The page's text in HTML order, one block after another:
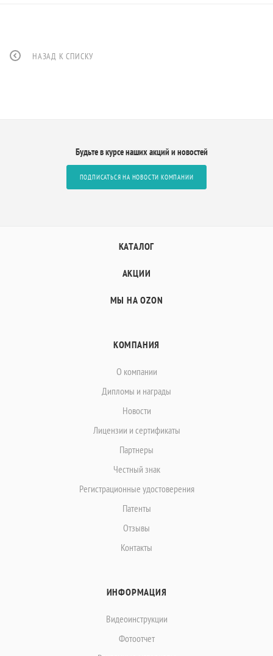
НАЗАД К СПИСКУ
Будьте в курсе наших акций и новостей
ПОДПИСАТЬСЯ НА НОВОСТИ КОМПАНИИ
КАТАЛОГ
АКЦИИ
МЫ НА OZON
КОМПАНИЯ
О компании
Дипломы и награды
Новости
Лицензии и сертификаты
Партнеры
Честный знак
Регистрационные удостоверения
Патенты
Отзывы
Контакты
ИНФОРМАЦИЯ
Видеоинструкции
Фотоотчет